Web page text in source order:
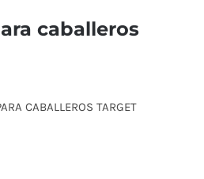
para caballeros
caballeros
CABALLEROS TARGET